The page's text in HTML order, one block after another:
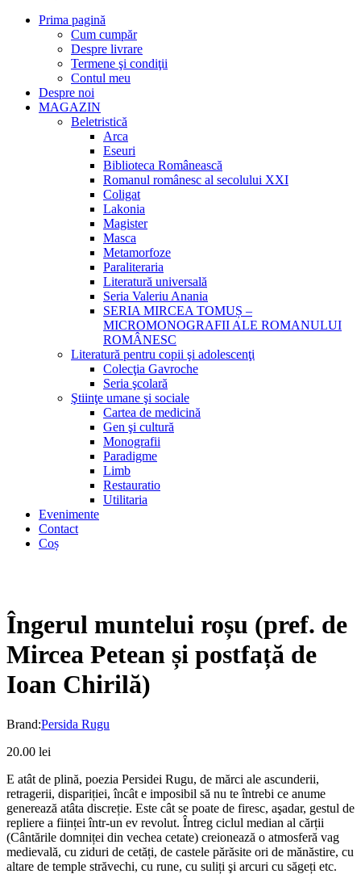
Prima pagină
Cum cumpăr
Despre livrare
Termene şi condiţii
Contul meu
Despre noi
MAGAZIN
Beletristică
Arca
Eseuri
Biblioteca Românească
Romanul românesc al secolului XXI
Coligat
Lakonia
Magister
Masca
Metamorfoze
Paraliteraria
Literatură universală
Seria Valeriu Anania
SERIA MIRCEA TOMUȘ –
MICROMONOGRAFII ALE ROMANULUI
ROMÂNESC
Literatură pentru copii şi adolescenţi
Colecţia Gavroche
Seria şcolară
Ştiinţe umane şi sociale
Cartea de medicină
Gen şi cultură
Monografii
Paradigme
Limb
Restauratio
Utilitaria
Evenimente
Contact
Coș
Îngerul muntelui roșu (pref. de
Mircea Petean și postfață de
Ioan Chirilă)
Brand:Persida Rugu
20.00 lei
E atât de plină, poezia Persidei Rugu, de mărci ale ascunderii,
retragerii, dispariției, încât e imposibil să nu te întrebi ce anume
generează atâta discreție. Este cât se poate de firesc, aşadar, gestul de
repliere a ființei într-un ev revolut. Întreg ciclul median al cărții
(Cântările domniței din vechea cetate) creionează o atmosferă vag
medievală, cu ziduri de cetăți, de castele părăsite ori de mănăstire, cu
altare de temple străvechi, cu rune, cu suliți şi arcuri cu săgeți etc.